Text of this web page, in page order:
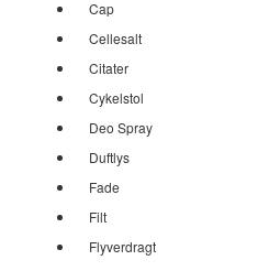
Cap
Cellesalt
Citater
Cykelstol
Deo Spray
Duftlys
Fade
Filt
Flyverdragt